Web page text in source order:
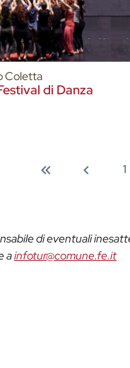
Coletta
di Danza
1
di eventuali
ainfotur@comune.fe.it